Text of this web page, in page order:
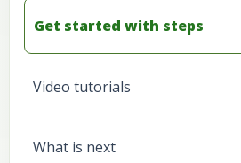
Get started with steps
Video tutorials
What is next